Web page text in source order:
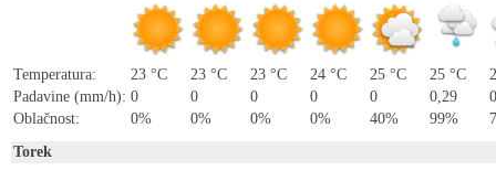
Temperatura:
23 °C
Padavine (mm/h): 0
Oblačnost:
0%
23 °C
0
0%
23 °C
0
0%
24 °C
0
0%
25 °C
0
40%
25 °C
0,29
99%
0
Torek